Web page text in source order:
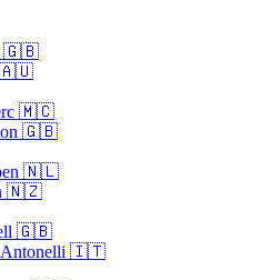
🇬🇧
🇦🇺
🇲🇨
🇬🇧
🇳🇱
🇳🇿
🇬🇧
Antonelli 🇮🇹